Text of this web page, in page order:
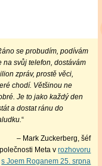
se probudím, podívám
na svůj telefon, dostávám
zpráv, prostě věci,
chodí. Většinou ne
Je to jako každý den
a dostat ránu do
“
– Mark Zuckerberg, šéf
Meta vrozhovoru
s Joem Roganem 25. srpna